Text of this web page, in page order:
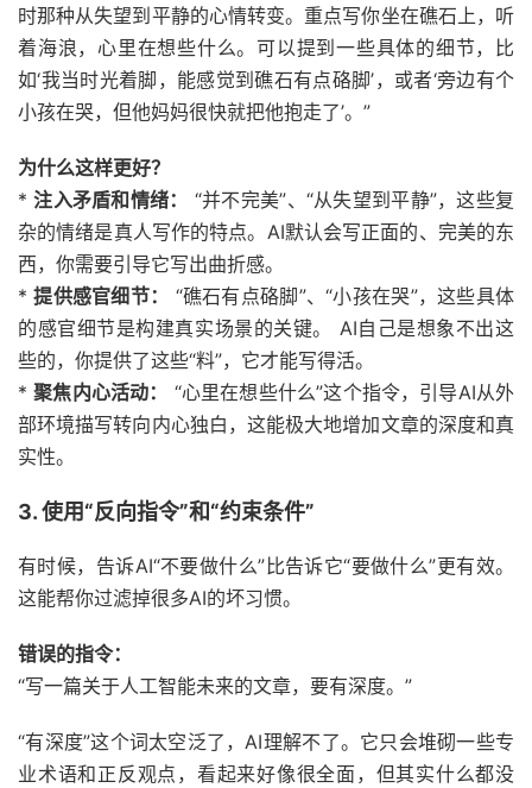
时那种从失望到平静的心情转变。重点写你坐在礁石上，听
着海浪，心里在想些什么。可以提到一些具体的细节，比
如‘我当时光着脚，能感觉到礁石有点硌脚’，或者‘旁边有个
小孩在哭，但他妈妈很快就把他抱走了’。”
为什么这样更好？
*注入矛盾和情绪：
“并不完美”、“从失望到平静”，这些复
杂的情绪是真人写作的特点。AI默认会写正面的、完美的东
西，你需要引导它写出曲折感。
*提供感官细节：
“礁石有点硌脚”、“小孩在哭”，这些具体
的感官细节是构建真实场景的关键。 AI自己是想象不出这
些的，你提供了这些“料”，它才能写得活。
*聚焦内心活动：
“心里在想些什么”这个指令，引导AI从外
部环境描写转向内心独白，这能极大地增加文章的深度和真
实性。
3. 使用“反向指令”和“约束条件”
有时候，告诉AI“不要做什么”比告诉它“要做什么”更有效。
这能帮你过滤掉很多AI的坏习惯。
错误的指令：
“写一篇关于人工智能未来的文章，要有深度。”
“有深度”这个词太空泛了，AI理解不了。它只会堆砌一些专
业术语和正反观点，看起来好像很全面，但其实什么都没